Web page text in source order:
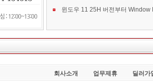
회사소개 업무제휴 딜러가